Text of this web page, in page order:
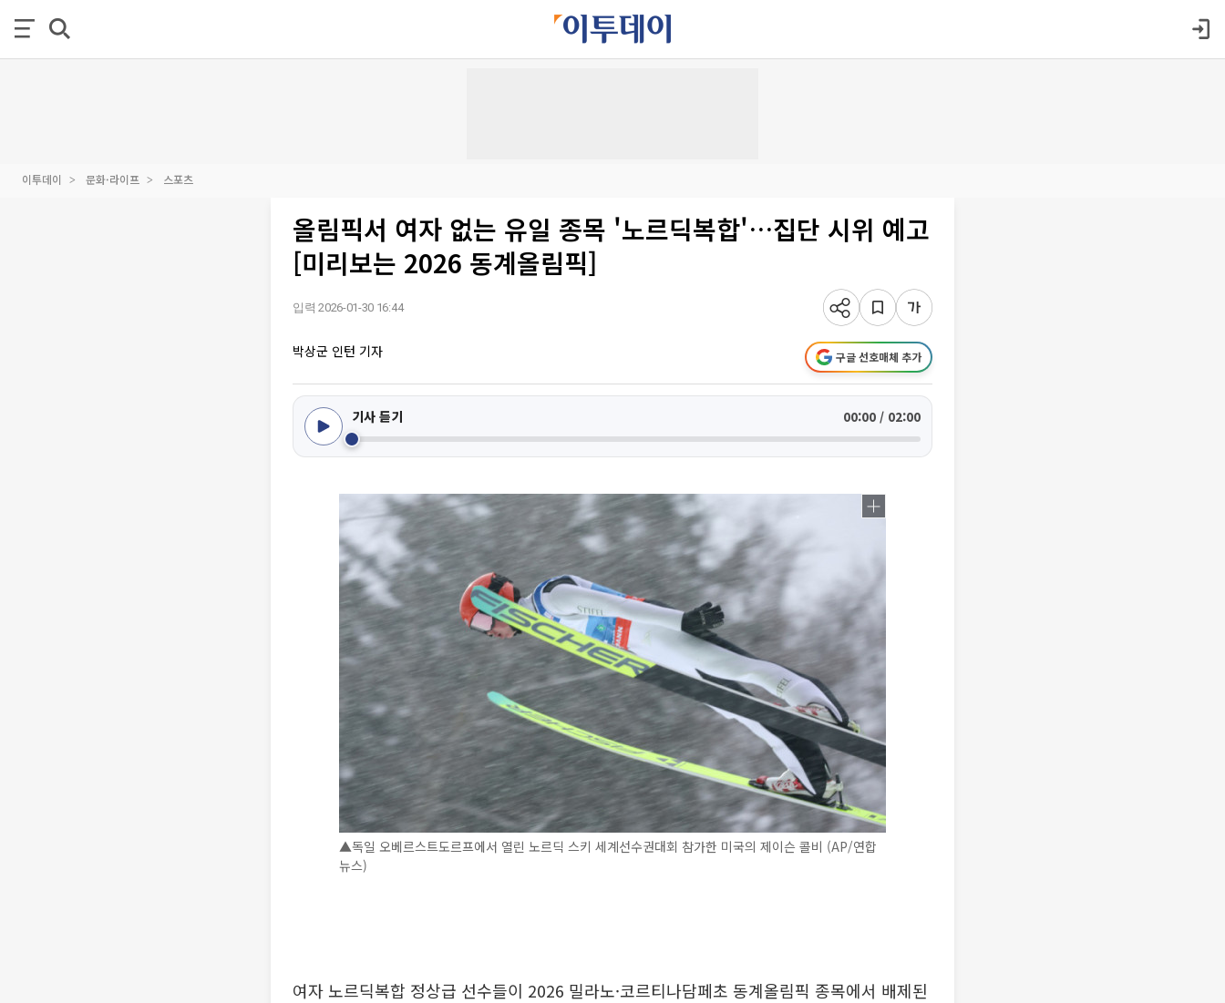
이투데이 문화·라이프 스포츠
올림픽서 여자 없는 유일 종목 '노르딕복합'…집단 시위 예고
[미리보는 2026 동계올림픽]
입력 2026-01-30 16:44
박상군 인턴 기자 구글 선호매체 추가
기사 듣기 00:00 / 02:00
▲독일 오베르스트도르프에서 열린 노르딕 스키 세계선수권대회 참가한 미국의 제이슨 콜비 (AP/연합
뉴스)
여자 노르딕복합 정상급 선수들이 2026 밀라노·코르티나담페초 동계올림픽 종목에서 배제된